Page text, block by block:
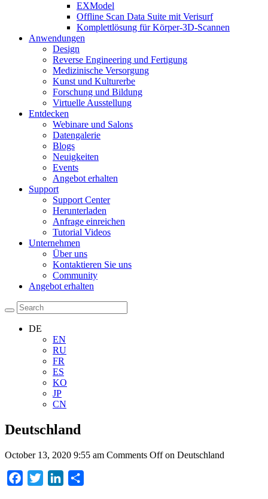
EXModel
Offline Scan Data Suite mit Verisurf
Komplettlösung für Körper-3D-Scannen
Anwendungen
Design
Reverse Engineering und Fertigung
Medizinische Versorgung
Kunst und Kulturerbe
Forschung und Bildung
Virtuelle Ausstellung
Entdecken
Webinare und Salons
Datengalerie
Blogs
Neuigkeiten
Events
Angebot erhalten
Support
Support Center
Herunterladen
Anfrage einreichen
Tutorial Videos
Unternehmen
Über uns
Kontaktieren Sie uns
Community
Angebot erhalten
DE
EN
RU
FR
ES
KO
JP
CN
Deutschland
October 13, 2020 9:55 am Comments Offon Deutschland
Facebook
Twitter LinkedIn